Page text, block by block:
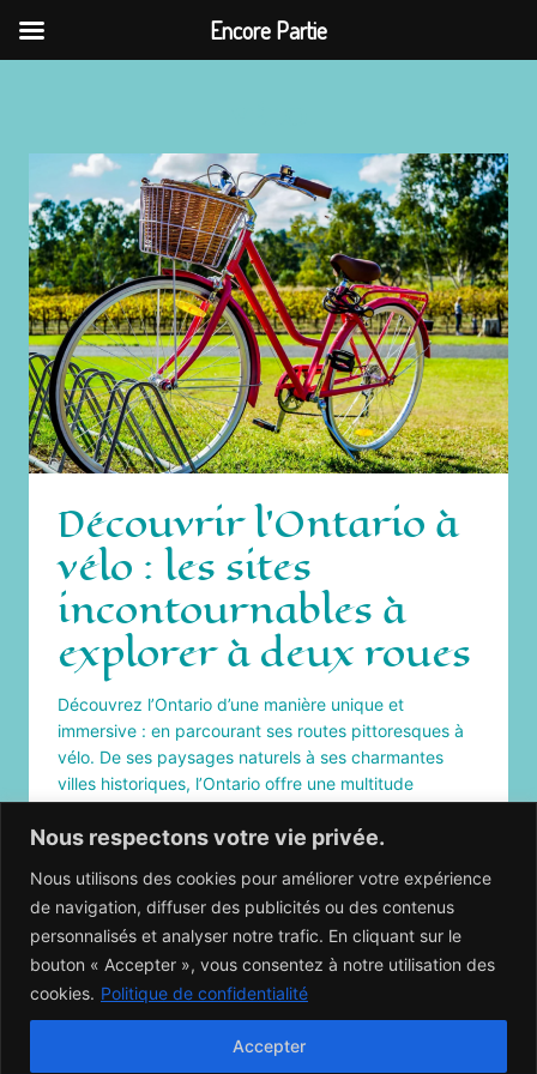
Nous respectons votre vie privée.
Nous utilisons des cookies pour améliorer votre expérience
de navigation, diffuser des publicités ou des contenus
personnalisés et analyser notre trafic. En cliquant sur le
bouton « Accepter », vous consentez à notre utilisation des
cookies. Politique de confidentialité
Accepter
Découvrir l’Ontario à
vélo : les sites
incontournables à
explorer à deux roues
Découvrez l’Ontario d’une manière unique et
immersive : en parcourant ses routes pittoresques à
vélo. De ses paysages naturels à ses charmantes
villes historiques, l’Ontario offre une multitude
d’expériences cyclistes qui promettent aventures,
découvertes et souvenirs inoubliables. Bienvenue à
LIRE LA SUITEDÉCOUVRIR
À
VÉLO
LES
SITES
INCONTOURNABLES
Encore Partie